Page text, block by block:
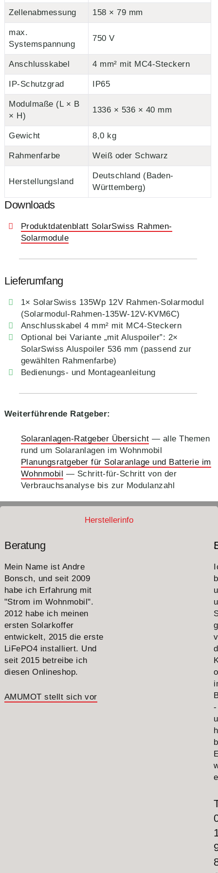
Herstellerinfo
Zellenabmessung 158 × 79 mm
max.
Systemspannung
750 V
Anschlusskabel 4 mm² mit MC4-Steckern
IP-Schutzgrad IP65
Modulmaße (L × B
× H)
1336 × 536 × 40 mm
Gewicht 8,0 kg
Rahmenfarbe Weiß oder Schwarz
Herstellungsland
Deutschland (Baden-
Württemberg)
Downloads
Produktdatenblatt SolarSwiss Rahmen-
Solarmodule
Lieferumfang
1× SolarSwiss 135Wp 12V Rahmen-Solarmodul
(Solarmodul-Rahmen-135W-12V-KVM6C)
Anschlusskabel 4 mm² mit MC4-Steckern
Optional bei Variante „mit Aluspoiler”: 2×
SolarSwiss Aluspoiler 536 mm (passend zur
gewählten Rahmenfarbe)
Bedienungs- und Montageanleitung
Weiterführende Ratgeber:
Solaranlagen-Ratgeber Übersicht — alle Themen
rund um Solaranlagen im Wohnmobil
Planungsratgeber für Solaranlage und Batterie im
Wohnmobil
— Schritt-für-Schritt von der
Verbrauchsanalyse bis zur Modulanzahl
Beratung
Mein Name ist Andre
Bonsch, und seit 2009
habe ich Erfahrung mit
"Strom im Wohnmobil".
2012 habe ich meinen
ersten Solarkoffer
entwickelt, 2015 die erste
LiFePO4 installiert. Und
seit 2015 betreibe ich
diesen Onlineshop.
AMUMOT stellt sich vor
-